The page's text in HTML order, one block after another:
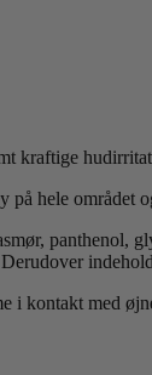
kraftige
hele området
i kontakt med